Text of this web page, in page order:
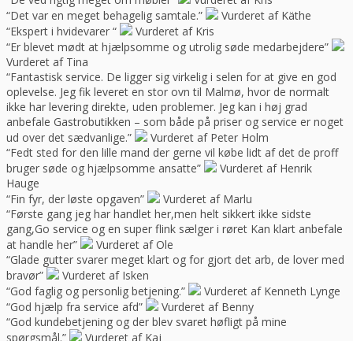
“Det var en meget behagelig samtale.”
Vurderet af Käthe
“Ekspert i hvidevarer “
Vurderet af Kris
“Er blevet mødt at hjælpsomme og utrolig søde medarbejdere”
Vurderet af Tina
“Fantastisk service. De ligger sig virkelig i selen for at give en god
oplevelse. Jeg fik leveret en stor ovn til Malmø, hvor de normalt
ikke har levering direkte, uden problemer. Jeg kan i høj grad
anbefale Gastrobutikken – som både på priser og service er noget
ud over det sædvanlige.”
Vurderet af Peter Holm
“Fedt sted for den lille mand der gerne vil købe lidt af det de proff
bruger søde og hjælpsomme ansatte”
Vurderet af Henrik
Hauge
“Fin fyr, der løste opgaven”
Vurderet af Marlu
“Første gang jeg har handlet her,men helt sikkert ikke sidste
gang,Go service og en super flink sælger i røret Kan klart anbefale
at handle her”
Vurderet af Ole
“Glade gutter svarer meget klart og for gjort det arb, de lover med
bravør”
Vurderet af Isken
“God faglig og personlig betjening.”
Vurderet af Kenneth Lynge
“God hjælp fra service afd”
Vurderet af Benny
“God kundebetjening og der blev svaret høfligt på mine
spørgsmål.”
Vurderet af Kaj